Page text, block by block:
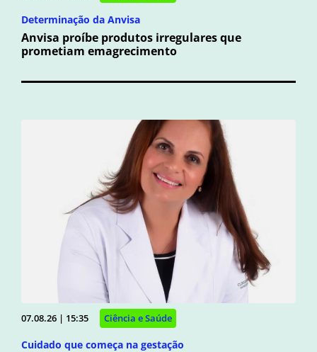
Determinação da Anvisa
Anvisa proíbe produtos irregulares que
prometiam emagrecimento
07.08.26 | 15:35 Ciência e Saúde
Cuidado que começa na gestação